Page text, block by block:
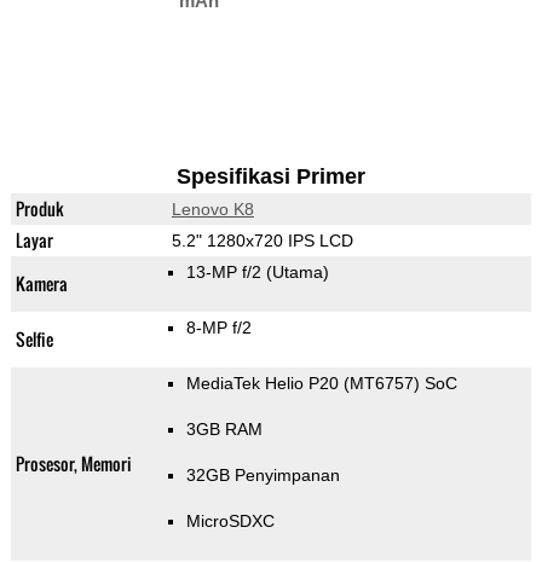
Spesifikasi Primer
Produk Lenovo K8
Layar 5.2" 1280x720 IPS LCD
Kamera 13-MP f/2 (Utama)
Selfie 8-MP f/2
Prosesor, Memori
MediaTek Helio P20 (MT6757) SoC
3GB RAM
32GB Penyimpanan
MicroSDXC